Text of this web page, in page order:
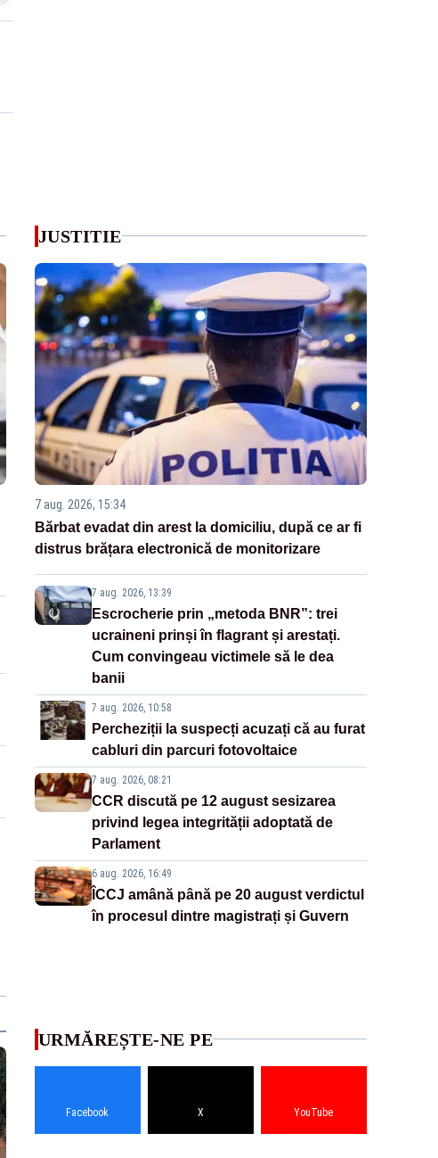
JUSTITIE
7 aug. 2026, 15:34
Bărbat evadat din arest la domiciliu, după ce ar fi
distrus brățara electronică de monitorizare
7 aug. 2026, 13:39
Escrocherie prin „metoda BNR”: trei
ucraineni prinși în flagrant și arestați.
Cum convingeau victimele să le dea
banii
7 aug. 2026, 10:58
Percheziții la suspecți acuzați că au furat
cabluri din parcuri fotovoltaice
7 aug. 2026, 08:21
CCR discută pe 12 august sesizarea
privind legea integrității adoptată de
Parlament
6 aug. 2026, 16:49
ÎCCJ amână până pe 20 august verdictul
în procesul dintre magistrați și Guvern
URMĂREȘTE-NE PE
Facebook X YouTube